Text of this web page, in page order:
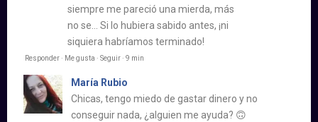
siempre me pareció una mierda, más
no se… Si lo hubiera sabido antes, ¡ni
siquiera habríamos terminado!
Responder · Me gusta · Seguir · 9 min
María Rubio
Chicas, tengo miedo de gastar dinero y no
conseguir nada, ¿alguien me ayuda? 🙃